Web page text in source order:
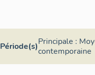
Période(s)Principale :
contemporaine